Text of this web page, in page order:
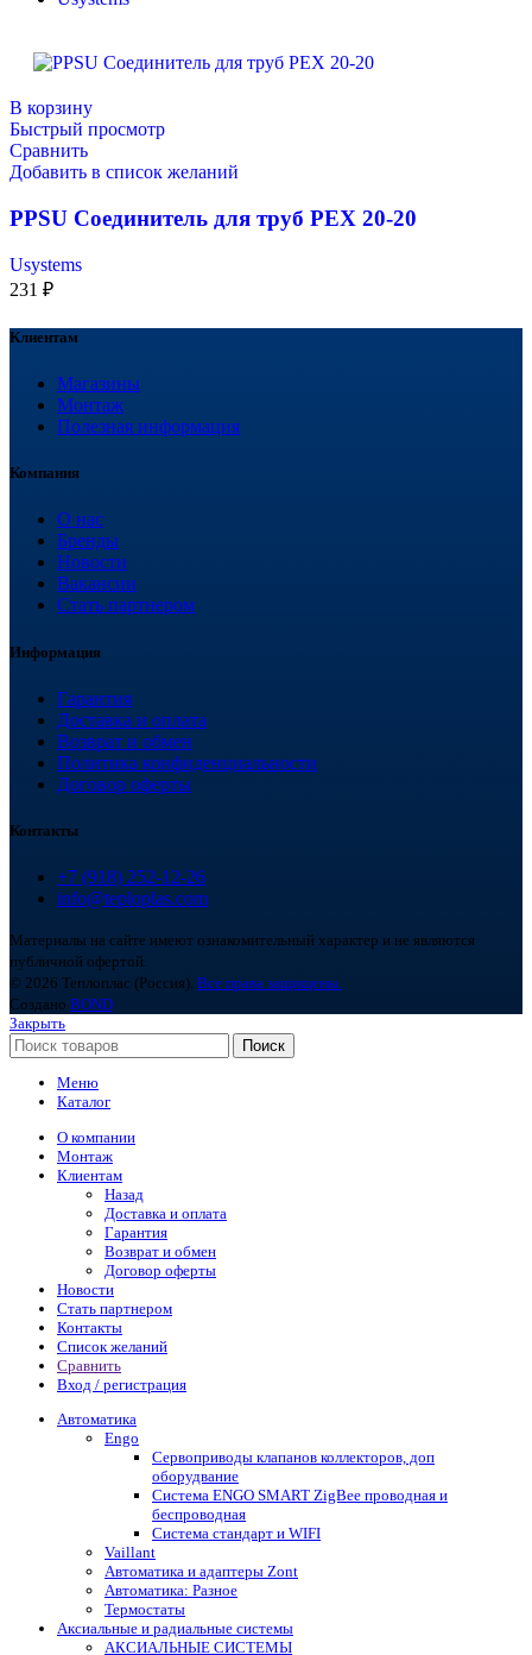
В корзину
Быстрый просмотр
Сравнить
Добавить в список желаний
PPSU Соединитель для труб PEX 20-20
Usystems
231 ₽
Клиентам
Магазины
Монтаж
Полезная информация
Компания
О нас
Бренды
Новости
Вакансии
Стать партнером
Информация
Гарантия
Доставка и оплата
Возврат и обмен
Политика конфиденциальности
Договор оферты
Контакты
+7 (918) 252-12-26
info@teploplas.com
Материалы на сайте имеют ознакомительный характер и не являются
публичной офертой.
© 2026 Теплоплас (Россия). Все права защищены.
Создано BOND
Закрыть
Поиск
Меню
Каталог
О компании
Монтаж
Клиентам
Назад
Доставка и оплата
Гарантия
Возврат и обмен
Договор оферты
Новости
Стать партнером
Контакты
Список желаний
Сравнить
Вход / регистрация
Автоматика
Engo
Сервоприводы клапанов коллекторов, доп
оборудвание
Система ENGO SMART ZigBee проводная и
беспроводная
Система стандарт и WIFI
Vaillant
Автоматика и адаптеры Zont
Автоматика: Разное
Термостаты
Аксиальные и радиальные системы
АКСИАЛЬНЫЕ СИСТЕМЫ